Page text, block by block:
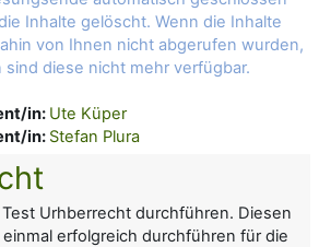
Inhalte gelöscht. Wenn die Inhalte
von Ihnen nicht abgerufen wurden,
sind diese nicht mehr verfügbar.
in: Ute Küper
in: Stefan Plura
Urhberrecht durchführen. Diesen
erfolgreich durchführen für die